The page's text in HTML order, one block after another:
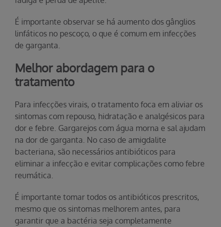
É importante observar se há aumento dos gânglios
linfáticos no pescoço, o que é comum em infecções
de garganta.
Melhor abordagem para o
tratamento
Para infecções virais, o tratamento foca em aliviar os
sintomas com repouso, hidratação e analgésicos para
dor e febre. Gargarejos com água morna e sal ajudam
na dor de garganta. No caso de amigdalite
bacteriana, são necessários antibióticos para
eliminar a infecção e evitar complicações como febre
reumática.
É importante tomar todos os antibióticos prescritos,
mesmo que os sintomas melhorem antes, para
garantir que a bactéria seja completamente